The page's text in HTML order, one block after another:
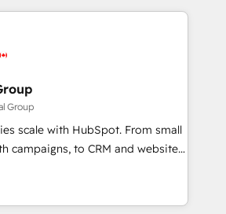
clients just like you Let’s
is the partner you’ve been
Trust us to
10+ years of HubSpot experience
🌟5 HubSpot Accreditations 🌟
Challenge 2021 🌟INBOUND’19
full
HubSpot CRM. ✔️A team of
✔️Flexible pricing models —
one Dedicated HubSpot
Group
scale with HubSpot. From small
campaigns, to CRM and websites.
experienced in every inch of
to work hand-in-hand with your
complex and build a better